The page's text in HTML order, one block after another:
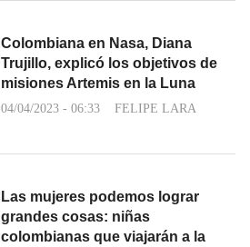
Colombiana en Nasa, Diana
Trujillo, explicó los objetivos de
misiones Artemis en la Luna
04/04/2023 - 06:33 FELIPE LARA
Las mujeres podemos lograr
grandes cosas: niñas
colombianas que viajarán a la